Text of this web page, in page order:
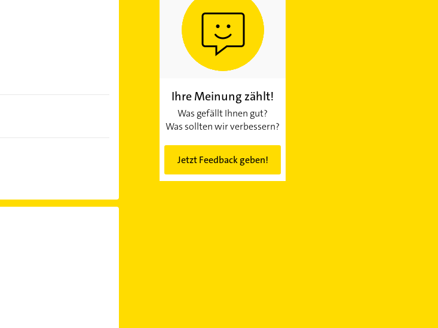
Ihre Meinung zählt!
Was gefällt Ihnen gut?
Was sollten wir verbessern?
Jetzt Feedback geben!